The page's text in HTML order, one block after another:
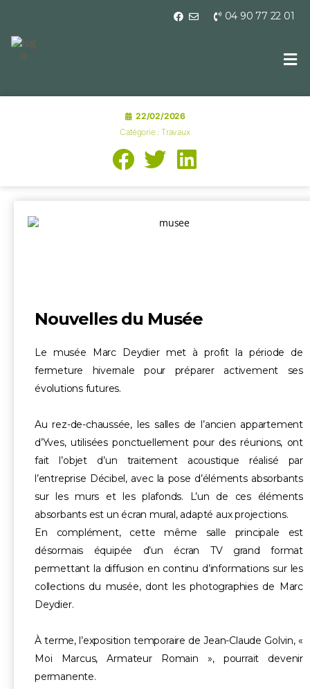
04 90 77 22 01
22/02/2026
Catégorie : Travaux
Nouvelles du Musée
Le musée Marc Deydier met à profit la période de
fermeture hivernale pour préparer activement ses
évolutions futures.
Au rez-de-chaussée, les salles de l’ancien appartement
d’Yves, utilisées ponctuellement pour des réunions, ont
fait l’objet d’un traitement acoustique réalisé par
l’entreprise Décibel, avec la pose d’éléments absorbants
sur les murs et les plafonds. L’un de ces éléments
absorbants est un écran mural, adapté aux projections.
En complément, cette même salle principale est
désormais équipée d’un écran TV grand format
permettant la diffusion en continu d’informations sur les
collections du musée, dont les photographies de Marc
Deydier.
À terme, l’exposition temporaire de Jean-Claude Golvin, «
Moi Marcus, Armateur Romain », pourrait devenir
permanente.